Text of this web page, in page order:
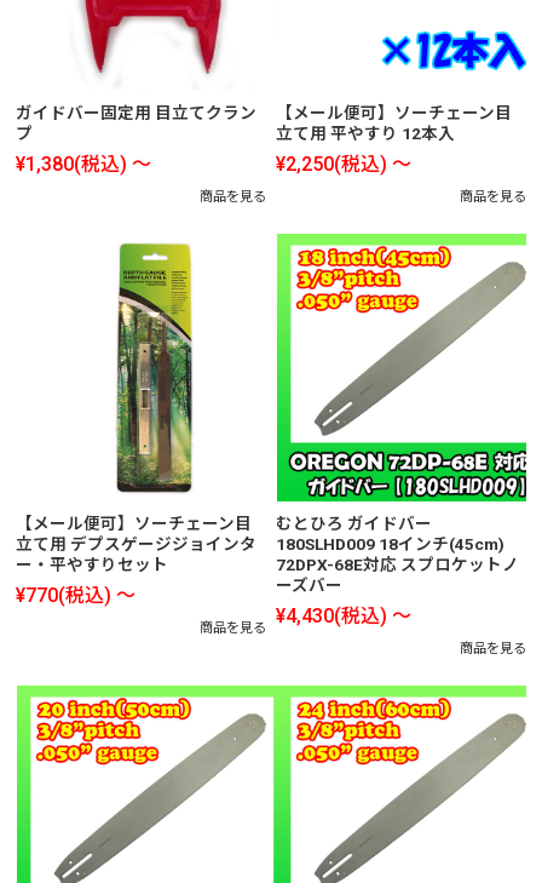
ガイドバー固定用 目立てクラン
プ
¥1,380(税込) ～
商品を見る
【メール便可】ソーチェーン目
立て用 平やすり 12本入
¥2,250(税込) ～
商品を見る
【メール便可】ソーチェーン目
立て用 デプスゲージジョインタ
ー・平やすりセット
¥770(税込) ～
商品を見る
むとひろ ガイドバー
180SLHD009 18インチ(45cm)
72DPX-68E対応 スプロケットノ
ーズバー
¥4,430(税込) ～
商品を見る